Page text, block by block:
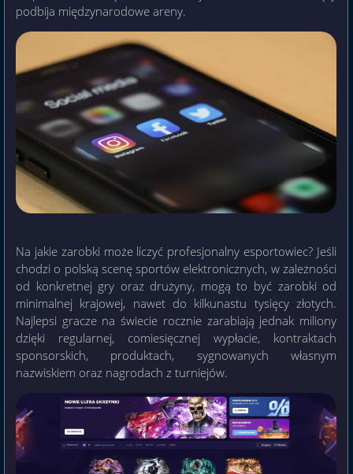
podbija międzynarodowe areny.
Na jakie zarobki może liczyć profesjonalny esportowiec? Jeśli
chodzi o polską scenę sportów elektronicznych, w zależności
od konkretnej gry oraz drużyny, mogą to być zarobki od
minimalnej krajowej, nawet do kilkunastu tysięcy złotych.
Najlepsi gracze na świecie rocznie zarabiają jednak miliony
dzięki regularnej, comiesięcznej wypłacie, kontraktach
sponsorskich, produktach, sygnowanych własnym
nazwiskiem oraz nagrodach z turniejów.